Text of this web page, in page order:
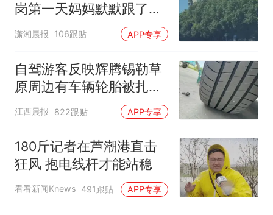
岗第一天妈妈默默跟了三
公里，感慨孩子真的长大
潇湘晨报 106跟贴 APP专享
自驾游客反映辉腾锡勒草
原周边有车辆轮胎被扎，
修理店铺换胎价格高达千
元，官方发布情况通报
江西晨报 822跟贴 APP专享
180斤记者在芦潮港直击
狂风 抱电线杆才能站稳
看看新闻Knews 491跟贴 APP专享